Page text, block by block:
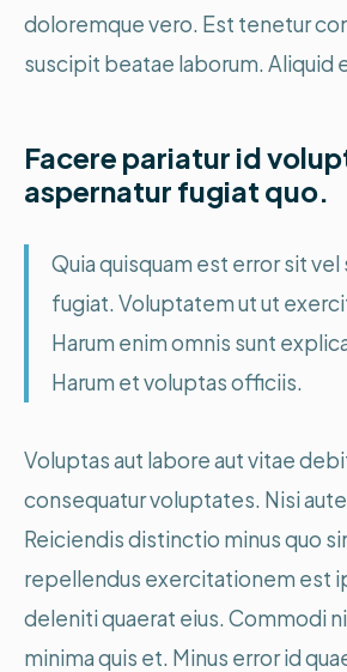
doloremque vero. Est tenetur
suscipit beatae laborum. Aliquid
Facere pariatur id
aspernatur fugiat quo.
Quia quisquam est error sit
fugiat. Voluptatem ut ut
Harum enim omnis sunt
Harum et voluptas officiis.
Voluptas aut labore aut vitae
consequatur voluptates. Nisi
Reiciendis distinctio minus quo
repellendus exercitationem est
deleniti quaerat eius. Commodi
minima quis et. Minus error id